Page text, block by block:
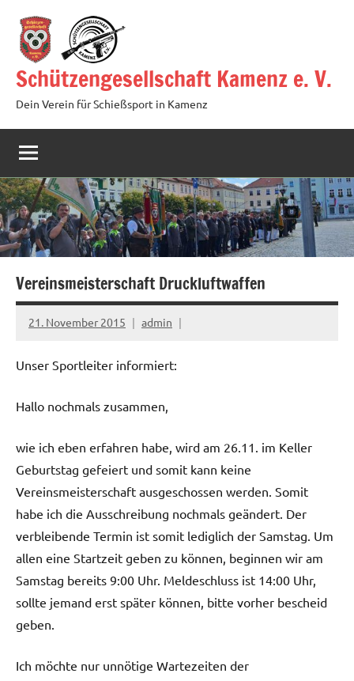
Inhalt
springen
Schützengesellschaft Kamenz e. V.
Dein Verein für Schießsport in Kamenz
Vereinsmeisterschaft Druckluftwaffen
21. November 2015 admin
Unser Sportleiter informiert:
Hallo nochmals zusammen,
wie ich eben erfahren habe, wird am 26.11. im Keller
Geburtstag gefeiert und somit kann keine
Vereinsmeisterschaft ausgeschossen werden. Somit
habe ich die Ausschreibung nochmals geändert. Der
verbleibende Termin ist somit lediglich der Samstag. Um
allen eine Startzeit geben zu können, beginnen wir am
Samstag bereits 9:00 Uhr. Meldeschluss ist 14:00 Uhr,
sollte jemand erst später können, bitte vorher bescheid
geben.
Ich möchte nur unnötige Wartezeiten der